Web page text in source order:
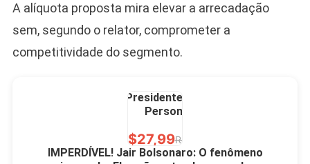
A alíquota proposta mira elevar a arrecadação
sem, segundo o relator, comprometer a
competitividade do segmento.
Presidente Porcelana
Personalizada
R$27,99R$49,00
IMPERDÍVEL! Jair Bolsonaro: O fenômeno